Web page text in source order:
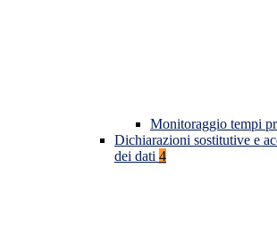
Monitoraggio tempi
Dichiarazioni sostitutive e
dei dati 4